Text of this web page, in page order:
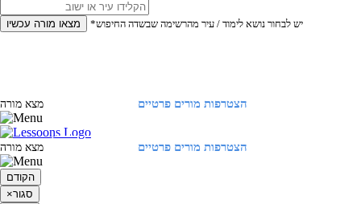
מצאו מורה עכשיו *יש לבחור נושא לימוד / עיר מהרשימה שבשדה החיפוש
הצטרפות מורים פרטיים מצא מורה
הצטרפות מורים פרטיים מצא מורה
הקודם
×סגור